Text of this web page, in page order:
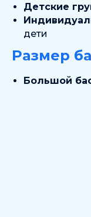
Детские
дети
Размер
Большой